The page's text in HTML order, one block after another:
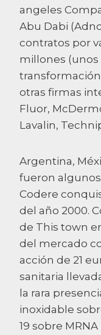
angeles
Abu Dabi
contratos por
millones (unos
otras firmas
Fluor,
Lavalin,
Argentina,
fueron
Codere
del año 2000.
de This town
del mercado
acción de 21
sanitaria
la rara
inoxidable
19 sobre